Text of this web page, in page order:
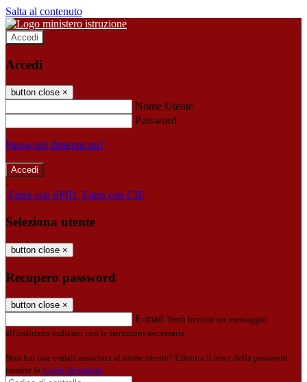
Salta al contenuto
Accedi
Accedi
button close ×
Nome Utente
Password
Password dimenticata?
-
Entra con SPID Entra con CIE
Seleziona utente
button close ×
Recupero password
button close ×
E-mail Verrà inviato un messaggio
all'indirizzo indicato con le istruzioni necessarie.
Non hai una e-mail associata al nome utente? Effettua il reset della password
tramite la Login Spaggiari